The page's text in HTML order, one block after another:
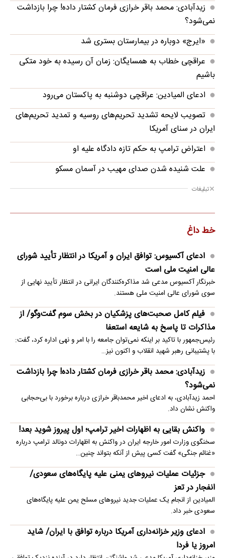
زیدآبادی: محمد باقر خرازی فرمان کشتار داده! چرا بازداشت
نمی‌شود؟
«ایرج» دوباره در بیمارستان بستری شد
عراقچی خطاب به همسایگان: زمان آن رسیده به خود متکی
باشیم
ادعای المیادین: عراقچی دوشنبه به پاکستان می‌رود
تصویب لایحه تشدید تحریم‌های روسیه و تمدید تحریم‌های
ایران در سنای آمریکا
اعتراض ترامپ به حکم تازه دادگاه علیه او
علت شنیده شدن صدای مهیب در آسمان مسکو
تبلیغات
خط داغ
ادعای آکسیوس: توافق ایران و آمریکا در انتظار تأیید شورای
عالی امنیت ملی است
خبرنگار آکسیوس مدعی شد مذاکره‌کنندگان ایرانی در انتظار تأیید نهایی از
سوی شورای عالی امنیت ملی هستند.
فیلم کامل صحبت‌های پزشکیان در بخش سوم گفت‌وگو/ از
مذاکرات تا پاسخ به شایعه استعفا
رئیس‌جمهور با تاکید بر اینکه نمی‌توان جامعه را با امر و نهی اداره کرد، گفت:
با پشتیبانی رهبر شهید انقلاب و اکنون نیز…
زیدآبادی: محمد باقر خرازی فرمان کشتار داده! چرا بازداشت
نمی‌شود؟
احمد زیدآبادی، به ادعای اخیر محمدباقر خرازی درباره برخورد با بی‌حجابی
واکنش نشان داد.
واکنش بقایی به اظهارات اخیر ترامپ؛ اول پیروز شوید بعد!
سخنگوی وزارت امور خارجه ایران در واکنش به اظهارات دونالد ترامپ درباره
«غنائم جنگی» گفت کسی پیش از آنکه بتواند چنین…
جزئیات عملیات نیروهای یمنی علیه پایگاه‌های سعودی/
انفجار در تعز
المیادین از انجام یک عملیات جدید نیروهای مسلح یمن علیه پایگاه‌های
سعودی خبر داد.
ادعای وزیر خزانه‌داری آمریکا درباره توافق با ایران/ شاید
امروز یا فردا